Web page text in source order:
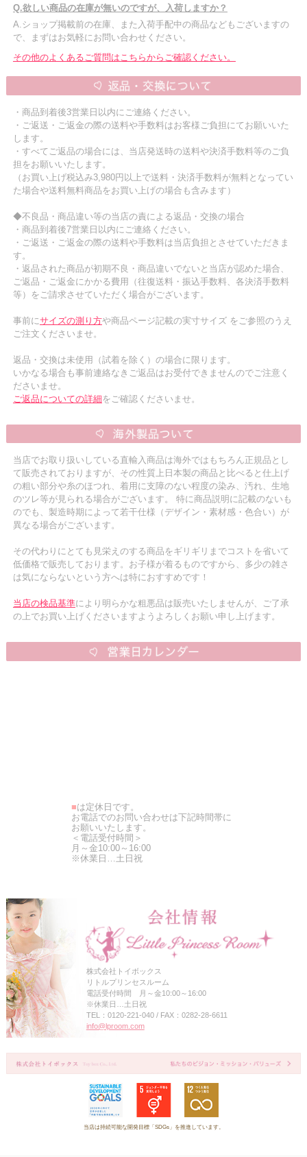
Q.欲しい商品の在庫が無いのですが、入荷しますか？
A.ショップ掲載前の在庫、また入荷手配中の商品などもございますの
で、まずはお気軽にお問い合わせください。
その他のよくあるご質問はこちらからご確認ください。
・商品到着後3営業日以内にご連絡ください。
・ご返送・ご返金の際の送料や手数料はお客様ご負担にてお願いいた
します。
・すべてご返品の場合には、当店発送時の送料や決済手数料等のご負
担をお願いいたします。
（お買い上げ税込み3,980円以上で送料・決済手数料が無料となってい
た場合や送料無料商品をお買い上げの場合も含みます）
◆不良品・商品違い等の当店の責による返品・交換の場合
・商品到着後7営業日以内にご連絡ください。
・ご返送・ご返金の際の送料や手数料は当店負担とさせていただきま
す。
・返品された商品が初期不良・商品違いでないと当店が認めた場合、
ご返品・ご返金にかかる費用（往復送料・振込手数料、各決済手数料
等）をご請求させていただく場合がございます。
事前にサイズの測り方や商品ページ記載の実寸サイズ をご参照のうえ
ご注文くださいませ。
返品・交換は未使用（試着を除く）の場合に限ります。
いかなる場合も事前連絡なきご返品はお受付できませんのでご注意く
ださいませ。
ご返品についての詳細をご確認くださいませ。
当店でお取り扱いしている直輸入商品は海外ではもちろん正規品とし
て販売されておりますが、その性質上日本製の商品と比べると仕上げ
の粗い部分や糸のほつれ、着用に支障のない程度の染み、汚れ、生地
のツレ等が見られる場合がございます。 特に商品説明に記載のないも
のでも、製造時期によって若干仕様（デザイン・素材感・色合い）が
異なる場合がございます。
その代わりにとても見栄えのする商品をギリギリまでコストを省いて
低価格で販売しております。お子様が着るものですから、多少の雑さ
は気にならないという方へは特におすすめです！
当店の検品基準により明らかな粗悪品は販売いたしませんが、ご了承
の上でお買い上げくださいますようよろしくお願い申し上げます。
■は定休日です。
お電話でのお問い合わせは下記時間帯に
お願いいたします。
＜電話受付時間＞
月～金10:00～16:00
※休業日…土日祝
株式会社トイボックス
リトルプリンセスルーム
電話受付時間 月～金10:00～16:00
※休業日…土日祝
TEL：0120-221-040 / FAX：0282-28-6611
info@lproom.com
当店は持続可能な開発目標「SDGs」を推進しています。